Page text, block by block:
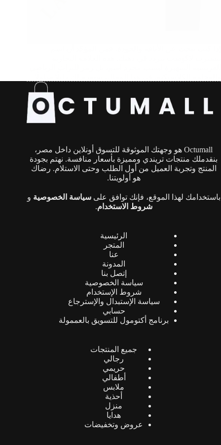
Octumall هو وجهتك الموثوقة للتسوق أونلاين داخل مصر،
بنقدملك منتجات تريندي ومميزة بأسعار منافسة. نهتم بجودة
المنتج وتجربة العميل من أول الطلب وحتى الاستلام. رضاك
هو أولويتنا.
باستخدامك لهذا الموقع، فإنك توافق علىسياسة الخصوصية و
شروط الاستخدام.
الرئيسية
المتجر
عنا
المدونة
إتصل بنا
سياسة الخصوصية
شروط الإستخدام
سياسة الإستبدال والإسترجاع
حسابي
برنامج أكتومول للتسويق بالعممولة
جميع المنتجات
رجالي
حريمي
أطفالي
ملابس
أحذية
منزل
هدايا
عروض وتخفيضات